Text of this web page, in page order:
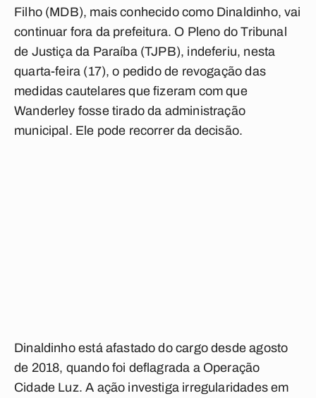
Filho (MDB), mais conhecido como Dinaldinho, vai
continuar fora da prefeitura. O Pleno do Tribunal
de Justiça da Paraíba (TJPB), indeferiu, nesta
quarta-feira (17), o pedido de revogação das
medidas cautelares que fizeram com que
Wanderley fosse tirado da administração
municipal. Ele pode recorrer da decisão.
Dinaldinho está afastado do cargo desde agosto
de 2018, quando foi deflagrada a Operação
Cidade Luz. A ação investiga irregularidades em